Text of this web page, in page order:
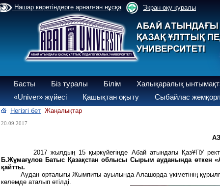
Нашар көретіндерге арналған нұсқа Экран оқу құралы
Басты Біз туралы Білім
Халықаралық
«Univer» жүйесі
Қашықтан оқыту Сыбайлас
Негізгі бет Жаңалықтар
20.09.2017
2017 жылдың 15 қыркүйегінде Абай атындағы ҚазҰПУ
Б.Жұмағұлов Батыс Қазақстан облысы Сырым ауданында өткен
қайтты.
Аудан орталығы Жымпиты ауылында Алашорда үкіметінің
көлемде аталып өтілді.